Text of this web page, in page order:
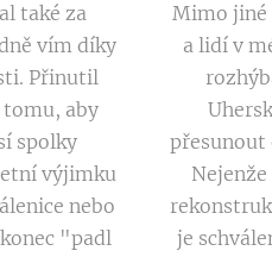
také za
vím díky
Přinutil
aby
spolky
výjimku
nebo
"padl
Mimo jiné
a lidí v
přesunout
je